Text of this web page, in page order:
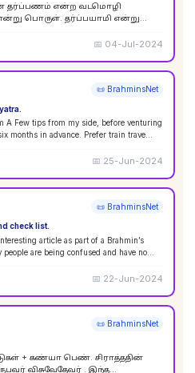
தர்ப்பணம் என்ற வடமொழி
பொருள். தர்ப்பயாமி என்று
📅 04-Jul-2024
📜 BrahminsNet
atleast six months in advance. Prefer train trave...
📅 25-Jun-2024
📜 BrahminsNet
check list.
article as part of a Brahmin’s
are being confused and have no
📅 22-Jun-2024
📜 BrahminsNet
விசுவேதேவர் . இந்த